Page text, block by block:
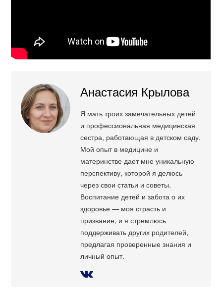
Анастасия Крылова
Я мать троих замечательных детей
и профессиональная медицинская
сестра, работающая в детском саду.
Мой опыт в медицине и
материнстве дает мне уникальную
перспективу, которой я делюсь
через свои статьи и советы.
Воспитание детей и забота о их
здоровье — моя страсть и
призвание, и я стремлюсь
поддерживать других родителей,
предлагая проверенные знания и
личный опыт.